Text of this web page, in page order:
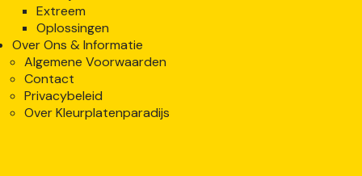
Extreem
Oplossingen
Over Ons & Informatie
Algemene Voorwaarden
Contact
Privacybeleid
Over Kleurplatenparadijs